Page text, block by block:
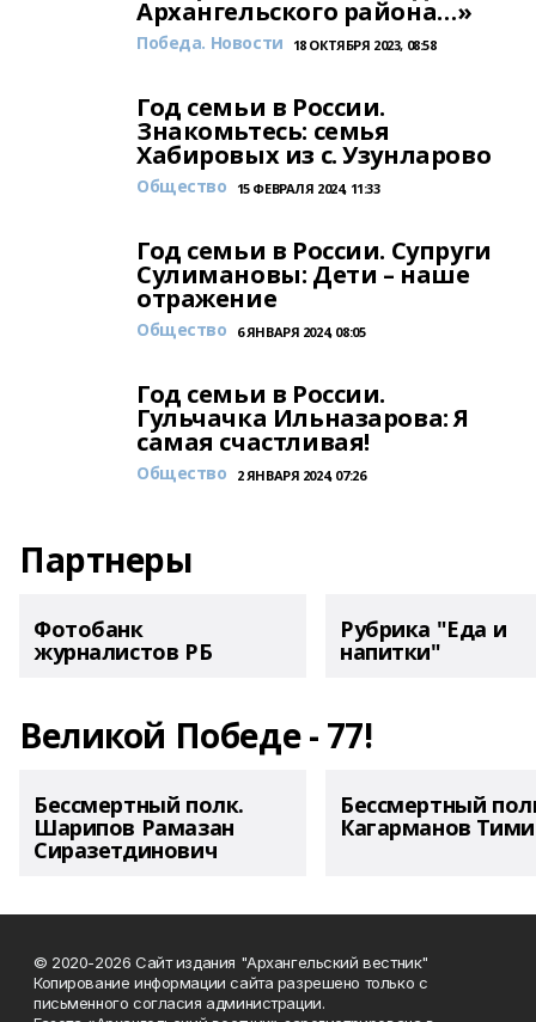
Архангельского района…»
Победа. Новости 18 ОКТЯБРЯ 2023, 08:58
Год семьи в России.
Знакомьтесь: семья
Хабировых из с. Узунларово
Общество 15 ФЕВРАЛЯ 2024, 11:33
Год семьи в России. Супруги
Сулимановы: Дети – наше
отражение
Общество 6 ЯНВАРЯ 2024, 08:05
Год семьи в России.
Гульчачка Ильназарова: Я
самая счастливая!
Общество 2 ЯНВАРЯ 2024, 07:26
Партнеры
Фотобанк
журналистов РБ
Рубрика "Еда и
напитки"
Великой Победе - 77!
Бессмертный полк.
Шарипов Рамазан
Сиразетдинович
Бессмертный
Кагарманов
© 2020-2026 Сайт издания "Архангельский вестник"
Копирование информации сайта разрешено только с
письменного согласия администрации.